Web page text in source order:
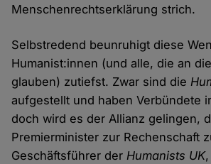
Menschenrechtserklärung strich.
Selbstredend beunruhigt diese
Humanist:innen (und alle, die an
glauben) zutiefst. Zwar sind die
aufgestellt und haben Verbündete
doch wird es der Allianz gelingen,
Premierminister zur Rechenschaft
Geschäftsführer derHumanists UK